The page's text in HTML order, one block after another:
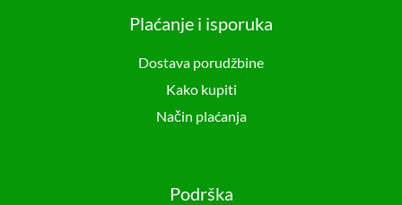
Plaćanje i isporuka
Dostava porudžbine
Kako kupiti
Način plaćanja
Podrška